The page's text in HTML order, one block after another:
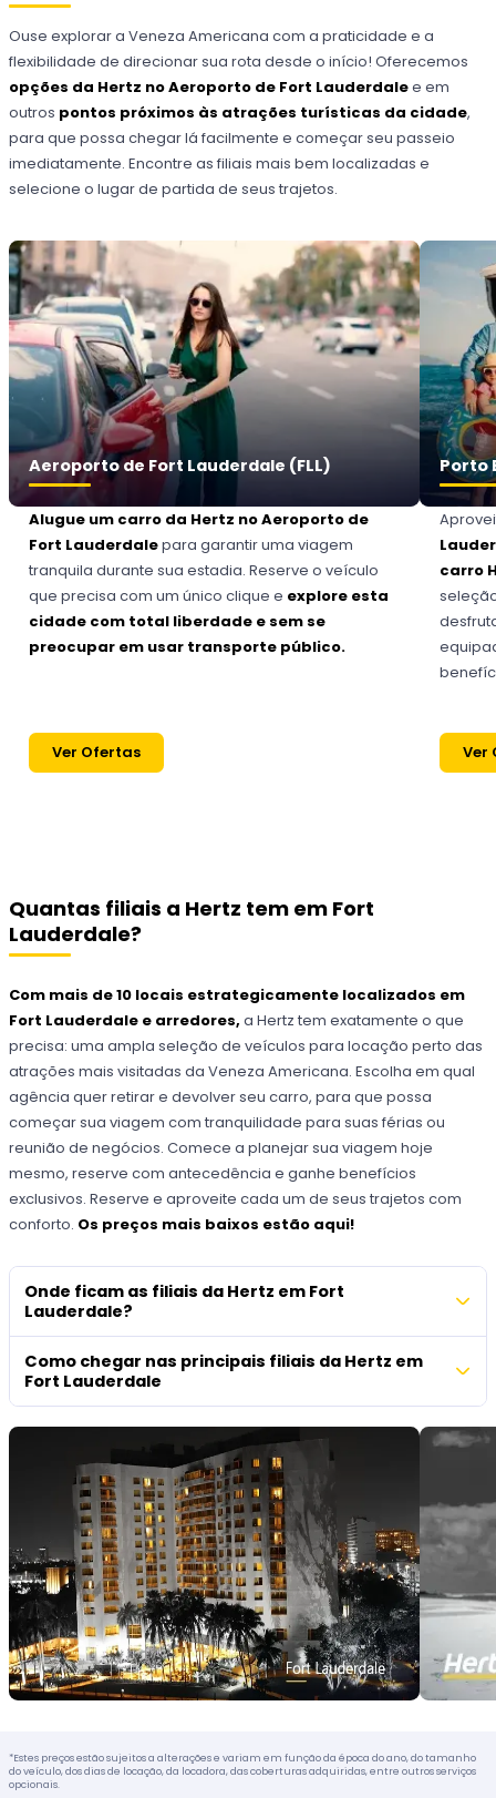
Ouse explorar a Veneza Americana com a praticidade e a
flexibilidade de direcionar sua rota desde o início! Oferecemos
opções da Hertz no Aeroporto de Fort Lauderdalee em
outros pontos próximos às atrações turísticas da cidade,
para que possa chegar lá facilmente e começar seu passeio
imediatamente. Encontre as filiais mais bem localizadas e
selecione o lugar de partida de seus trajetos.
Aeroporto de Fort Lauderdale (FLL)
Alugue um carro da Hertz no Aeroporto de
Fort Lauderdalepara garantir uma viagem
tranquila durante sua estadia. Reserve o veículo
que precisa com um único clique e explore esta
cidade com total liberdade e sem se
preocupar em usar transporte público.
Ver Ofertas
Porto
carro
Ver
Quantas filiais a Hertz tem em Fort
Lauderdale?
Com mais de 10 locais estrategicamente localizados em
Fort Lauderdale e arredores, a Hertz tem exatamente o que
precisa: uma ampla seleção de veículos para locação perto das
atrações mais visitadas da Veneza Americana. Escolha em qual
agência quer retirar e devolver seu carro, para que possa
começar sua viagem com tranquilidade para suas férias ou
reunião de negócios. Comece a planejar sua viagem hoje
mesmo, reserve com antecedência e ganhe benefícios
exclusivos. Reserve e aproveite cada um de seus trajetos com
conforto. Os preços mais baixos estão aqui!
Onde ficam as filiais da Hertz em Fort
Lauderdale?
Como chegar nas principais filiais da Hertz em
Fort Lauderdale
*Estes preços estão sujeitos a alterações e variam em função da época do ano, do tamanho
do veículo, dos dias de locação, da locadora, das coberturas adquiridas, entre outros serviços
opcionais.